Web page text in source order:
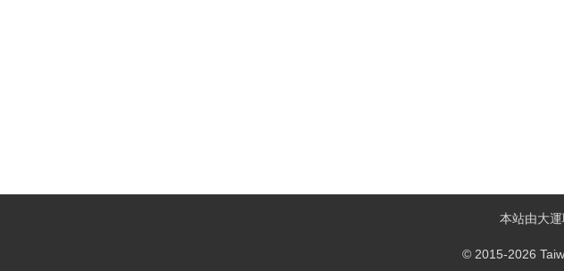
本站由大
© 2015-2026